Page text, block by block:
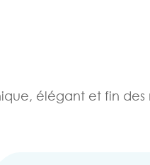
élégant et fin